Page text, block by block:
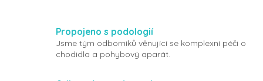
Propojeno s podologií
Jsme tým odborníků věnující se komplexní péči o
chodidla a pohybový aparát.